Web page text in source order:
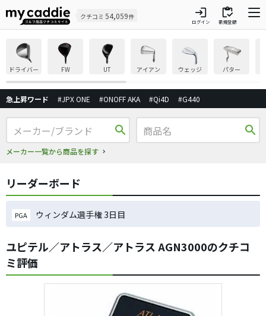
クチコミ 54,059件 login
ログイン
inventory
新規登録
ドライバー FW UT アイアン ウェッジ パター
急上昇ワード #JPX ONE #ONOFF AKA #Qi4D #G440
search
メーカー一覧から商品を探す
search
リーダーボード
PGA ウィンダム選手権 3日目
ユピテル／アトラス／アトラス AGN3000のクチコ
ミ評価